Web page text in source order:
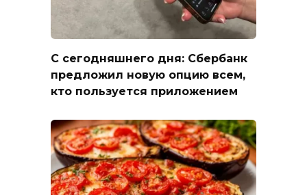
С сегодняшнего дня: Сбербанк
предложил новую опцию всем,
кто пользуется приложением